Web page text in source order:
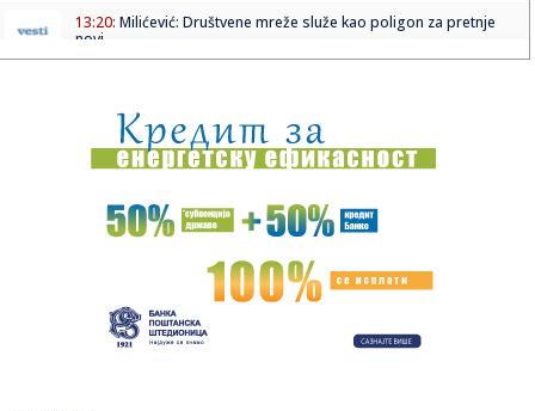
13:20: Milićević: Društvene mreže služe kao poligon za pretnje
novi...
13:16:Karavan zdravlja u Ljigu: Veliki broj građana zainteresovan
za p...
13:15:Terry Glaze poziva sve da poslušaju stare albume Pantere
pre Phi...
UNICEF: U Libanu od početka rata ubijeno najmanje 121
13:13:Zaboravite na kačkete! Pletene kape su jedini aksesoar koji